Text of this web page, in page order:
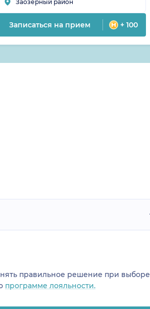
Заозерный район
Записаться на прием + 100
правильное решение при выборе
программе лояльности.